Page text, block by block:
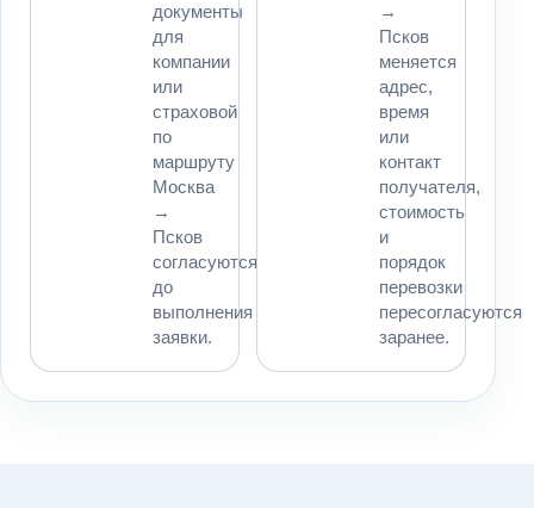
документы
для
компании
или
страховой
по
маршруту
Москва
→
Псков
согласуются
до
выполнения
заявки.
→
Псков
меняется
адрес,
время
или
контакт
получателя,
стоимость
и
порядок
перевозки
пересогласуются
заранее.